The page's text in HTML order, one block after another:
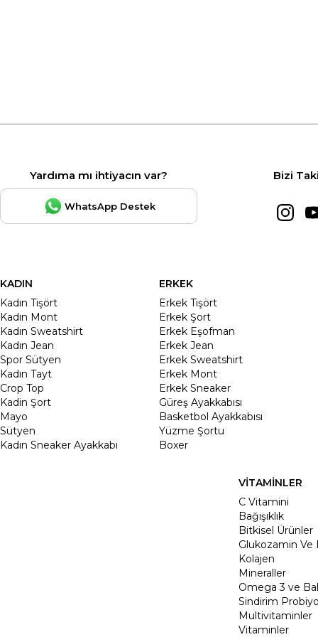
Yardıma mı ihtiyacın var?
WhatsApp Destek
Bizi
KADIN
Kadın Tişört
Kadın Mont
Kadın Sweatshirt
Kadın Jean
Spor Sütyen
Kadın Tayt
Crop Top
Kadin Şort
Mayo
Sütyen
Kadın Sneaker Ayakkabı
ERKEK
Erkek Tişört
Erkek Şort
Erkek Eşofman
Erkek Jean
Erkek Sweatshirt
Erkek Mont
Erkek Sneaker
Güreş Ayakkabısı
Basketbol Ayakkabısı
Yüzme Şortu
Boxer
VİTAMİNLER
C Vitamini
Bağışıklık
Bitkisel Ürünler
Glukozamin Ve
Kolajen
Mineraller
Omega 3 ve
Sindirim
Multivitaminler
Vitaminler